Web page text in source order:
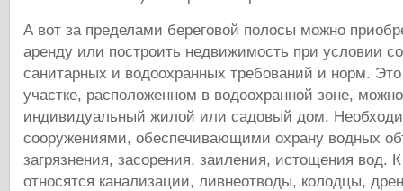
А вот за пределами береговой полосы можно
аренду или построить недвижимость при условии
санитарных и водоохранных требований и норм. Это
участке, расположенном в водоохранной зоне,
индивидуальный жилой или садовый дом.
сооружениями, обеспечивающими охрану водных
загрязнения, засорения, заиления, истощения вод.
относятся канализации, ливнеотводы, колодцы,